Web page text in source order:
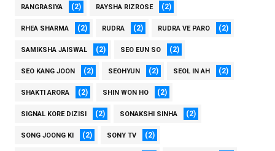
RANGRASIYA (2) RAYSHA RIZROSE (2)
RHEA SHARMA (2) RUDRA (2) RUDRA VE PARO (2)
SAMIKSHA JAISWAL (2) SEO EUN SO (2)
SEO KANG JOON (2) SEOHYUN (2) SEOL IN AH (2)
SHAKTI ARORA (2) SHIN WON HO (2)
SIGNAL KORE DIZISI (2) SONAKSHI SINHA (2)
SONG JOONG KI (2) SONY TV (2)